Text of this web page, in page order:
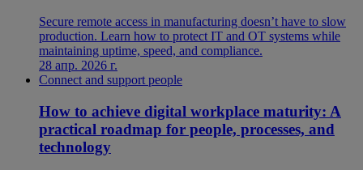
Secure remote access in manufacturing doesn’t have to slow
production. Learn how to protect IT and OT systems while
maintaining uptime, speed, and compliance.
28 апр. 2026 г.
Connect and support people
How to achieve digital workplace maturity: A
practical roadmap for people, processes, and
technology